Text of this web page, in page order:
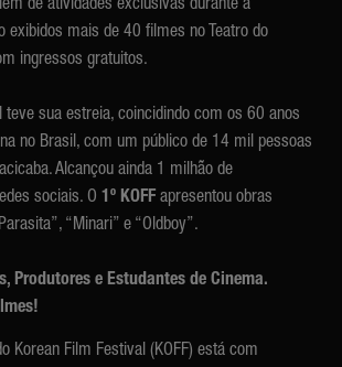
de atividades exclusivas durante a
exibidos mais de 40 filmes no Teatro do
ingressos gratuitos.
sua estreia, coincidindo com os 60 anos
no Brasil, com um público de 14 mil pessoas
Alcançou ainda 1 milhão de
sociais. O 1º KOFF apresentou obras
“Minari” e “Oldboy”.
Produtores e Estudantes de Cinema.
Korean Film Festival (KOFF) está com